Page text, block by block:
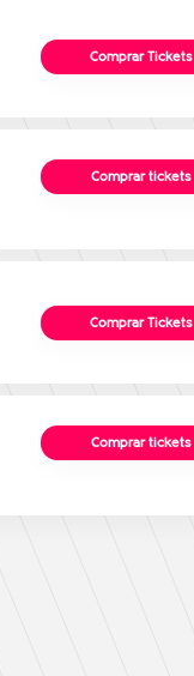
Comprar Tickets
Comprar tickets
Comprar Tickets
Comprar tickets